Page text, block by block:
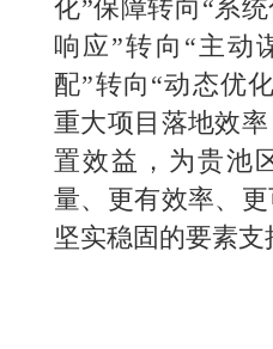
化”保障转向“系
响应”转向“主动
配”转向“动态优
重大项目落地效
置效益，为贵池
量、更有效率、
坚实稳固的要素支